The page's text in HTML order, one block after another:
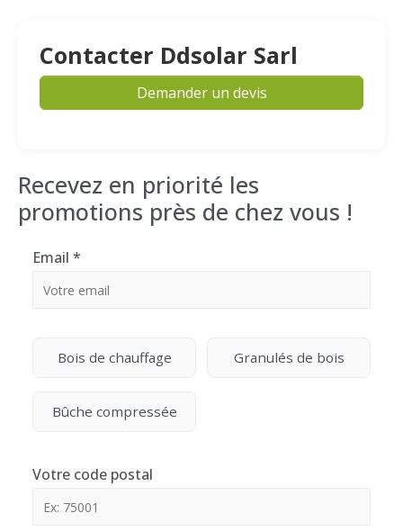
Contacter Ddsolar Sarl
Demander un devis
Recevez en priorité les
promotions près de chez vous !
Email *
Bois de chauffage Granulés de bois
Bûche compressée
Votre code postal